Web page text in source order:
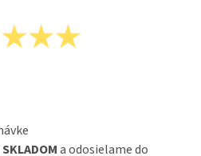
a odosielame do